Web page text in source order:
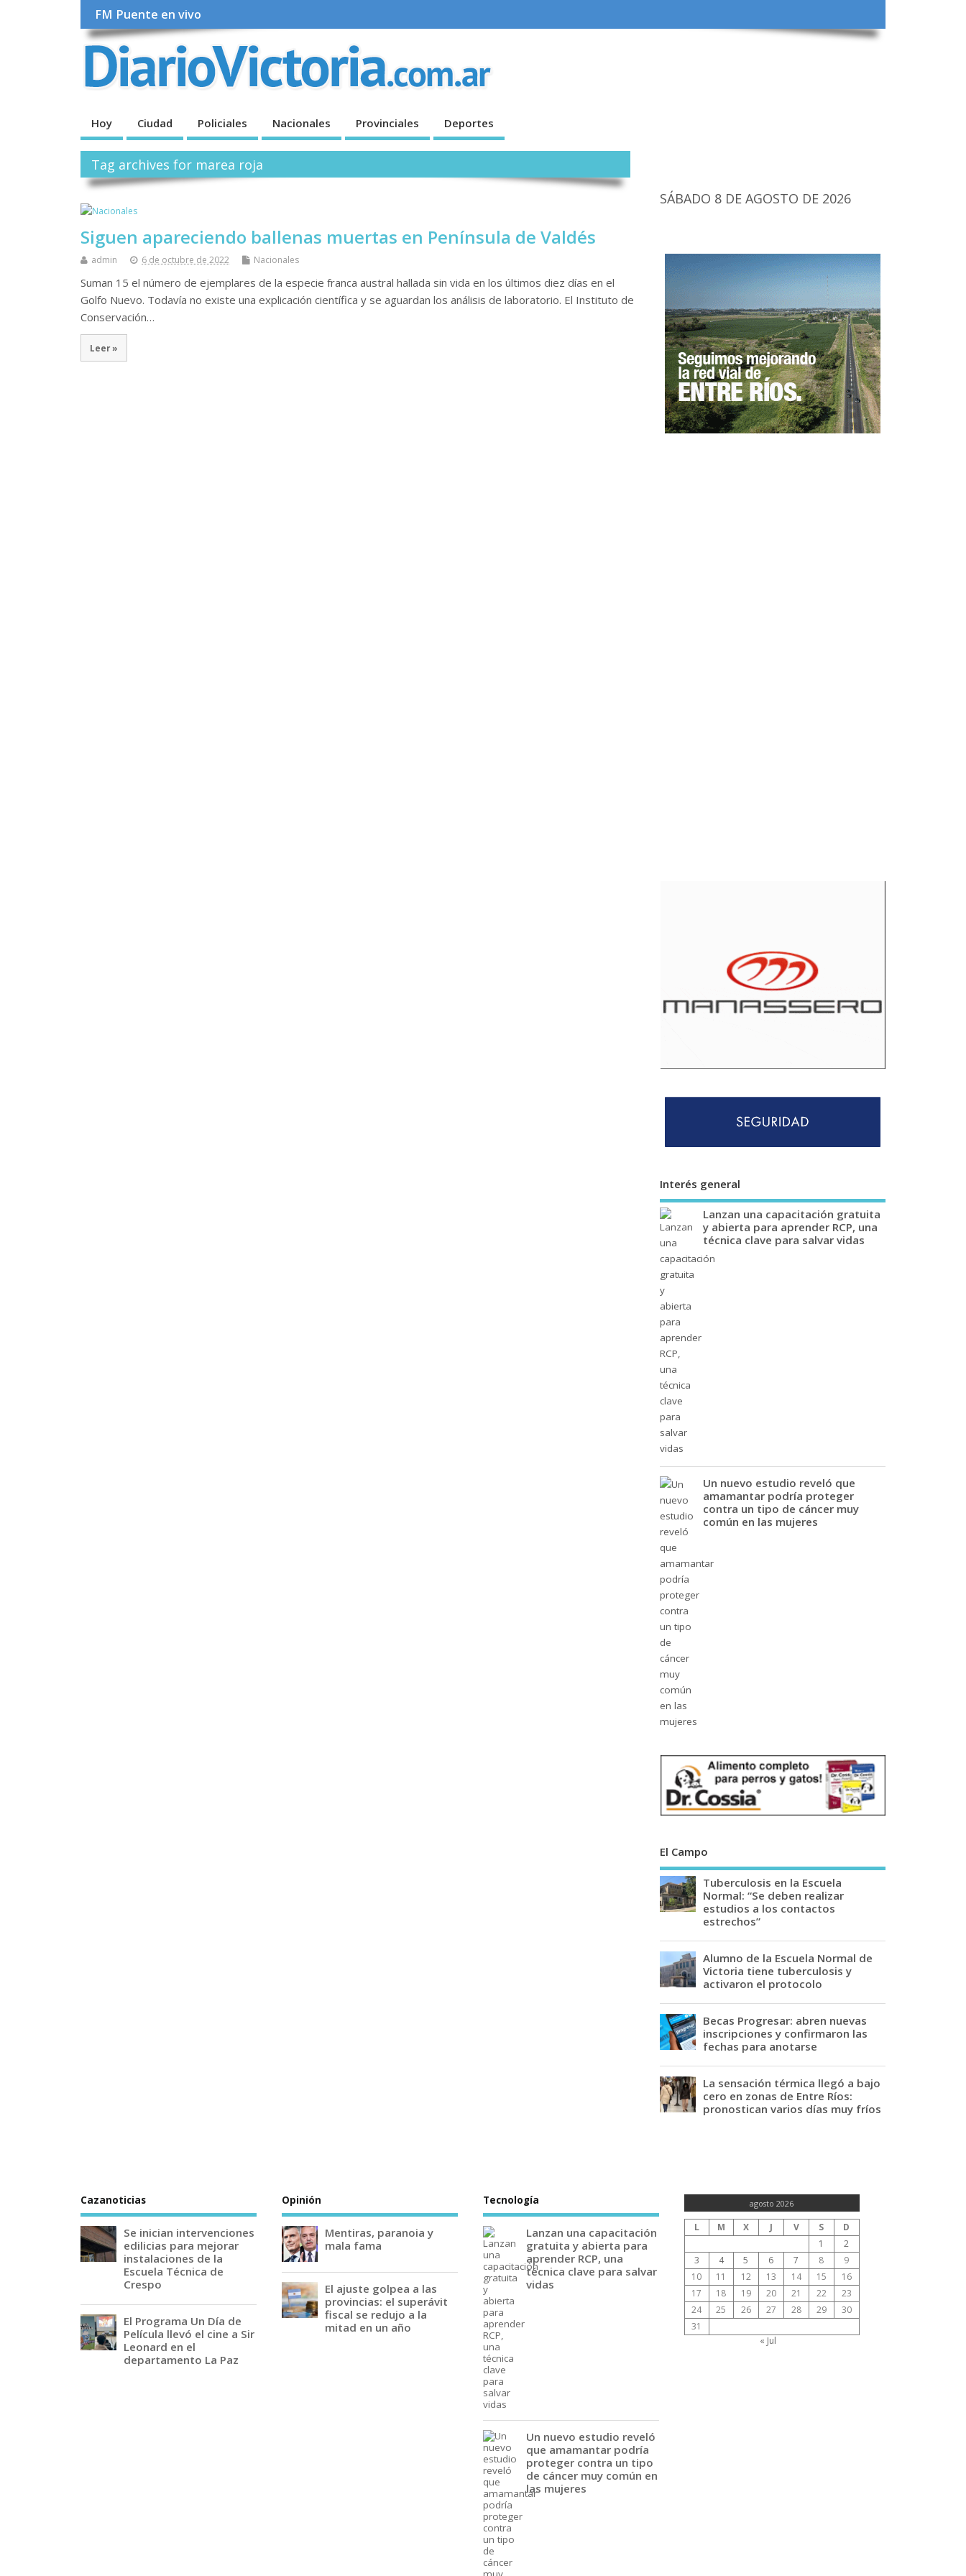
FM Puente en vivo
Hoy Ciudad Policiales Nacionales Provinciales Deportes
Tag archives for marea roja
Siguen apareciendo ballenas muertas en Península de Valdés
admin 6 de octubre de 2022 Nacionales
Suman 15 el número de ejemplares de la especie franca austral hallada sin vida en los últimos diez días en el
Golfo Nuevo. Todavía no existe una explicación científica y se aguardan los análisis de laboratorio. El Instituto de
Conservación…
Leer »
SÁBADO 8 DE AGOSTO DE 2026
Interés general
Lanzan una capacitación gratuita
y abierta para aprender RCP, una
técnica clave para salvar vidas
Un nuevo estudio reveló que
amamantar podría proteger
contra un tipo de cáncer muy
común en las mujeres
El Campo
Tuberculosis en la Escuela
Normal: “Se deben realizar
estudios a los contactos
estrechos”
Alumno de la Escuela Normal de
Victoria tiene tuberculosis y
activaron el protocolo
Becas Progresar: abren nuevas
inscripciones y confirmaron las
fechas para anotarse
La sensación térmica llegó a bajo
cero en zonas de Entre Ríos:
pronostican varios días muy fríos
Cazanoticias
Se inician intervenciones
edilicias para mejorar
instalaciones de la
Escuela Técnica de
Crespo
El Programa Un Día de
Película llevó el cine a Sir
Leonard en el
departamento La Paz
Opinión
Mentiras, paranoia y
mala fama
El ajuste golpea a las
provincias: el superávit
fiscal se redujo a la
mitad en un año
Tecnología
Lanzan una capacitación
gratuita y abierta para
aprender RCP, una
técnica clave para salvar
vidas
Un nuevo estudio reveló
que amamantar podría
proteger contra un tipo
de cáncer muy común en
las mujeres
agosto 2026
L M X J V S
D
1
2
3
4 5 6 7 8
9
10
11 12 13 14 15
16
17
18 19 20 21 22
23
24
25 26 27 28 29
30
31
« Jul